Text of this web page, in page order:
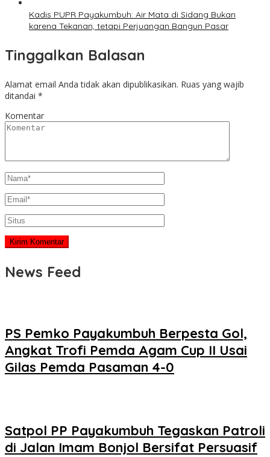
Kadis PUPR Payakumbuh: Air Mata di Sidang Bukan
karena Tekanan, tetapi Perjuangan Bangun Pasar
Tinggalkan Balasan
Alamat email Anda tidak akan dipublikasikan. Ruas yang wajib
ditandai *
Komentar
News Feed
PS Pemko Payakumbuh Berpesta Gol,
Angkat Trofi Pemda Agam Cup II Usai
Gilas Pemda Pasaman 4-0
Satpol PP Payakumbuh Tegaskan Patroli
di Jalan Imam Bonjol Bersifat Persuasif